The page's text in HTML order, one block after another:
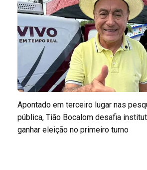
Apontado em terceiro lugar nas
pública, Tião Bocalom desafia
ganhar eleição no primeiro turno